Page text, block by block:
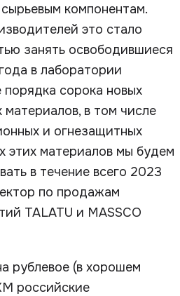
компонентам.
это стало
занять освободившиеся
в лаборатории
сорока новых
в том числе
и огнезащитных
этих материалов мы будем
в течение всего 2023
по продажам
TALATU и MASSCO
рублевое (в хорошем
российские